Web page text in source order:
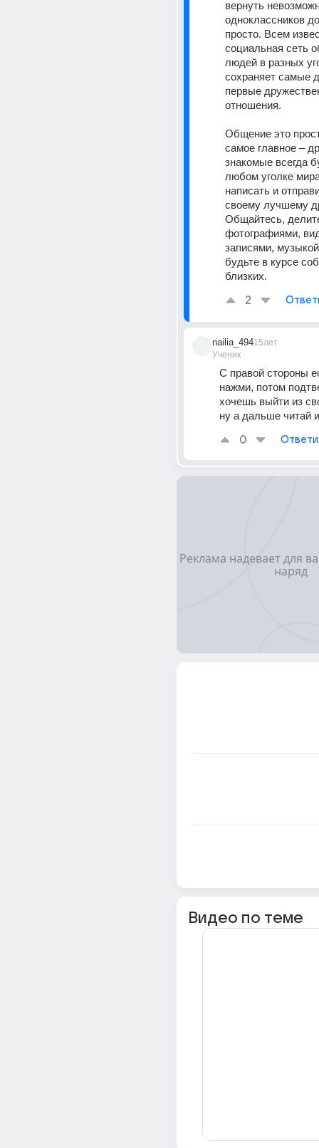
вернуть
одноклассников
просто. Всем
социальная сеть
людей в разных
сохраняет самые
первые
отношения.
Общение это
самое главное –
знакомые всегда
любом уголке
написать и
своему лучшему
Общайтесь,
фотографиями,
записями,
будьте в курсе
близких.
2
nailia_494
Ученик
15лет
С правой стороны
нажми, потом
хочешь выйти из
ну а дальше читай
0
Видео по теме